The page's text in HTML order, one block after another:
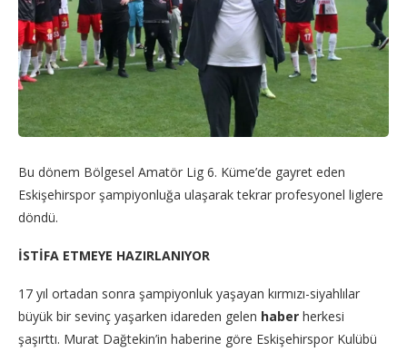
Bu dönem Bölgesel Amatör Lig 6. Küme’de gayret eden
Eskişehirspor şampiyonluğa ulaşarak tekrar profesyonel liglere
döndü.
İSTİFA ETMEYE HAZIRLANIYOR
17 yıl ortadan sonra şampiyonluk yaşayan kırmızı-siyahlılar
büyük bir sevinç yaşarken idareden gelen haber herkesi
şaşırttı. Murat Dağtekin’in haberine göre Eskişehirspor Kulübü